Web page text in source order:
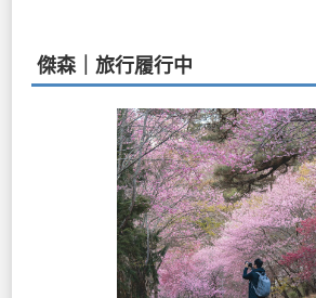
傑森｜旅行履行中